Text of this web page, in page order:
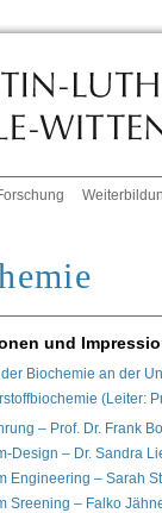
und
Biochemie an der
(Leiter:
– Prof. Dr. Frank
Design – Dr. Sandra
Engineering – Sarah
Sreening – Falko